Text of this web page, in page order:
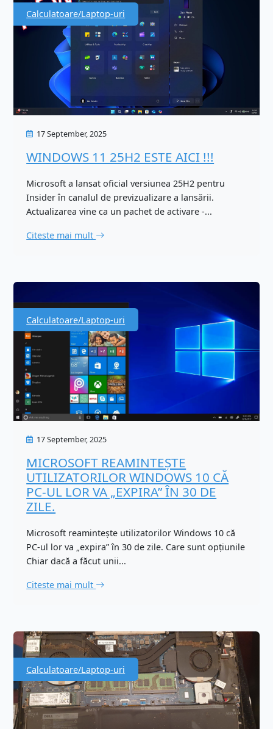
Calculatoare/Laptop-uri
17 September, 2025
WINDOWS 11 25H2 ESTE AICI !!!
Microsoft a lansat oficial versiunea 25H2 pentru
Insider în canalul de previzualizare a lansării.
Actualizarea vine ca un pachet de activare -...
Citeste mai mult
Calculatoare/Laptop-uri
17 September, 2025
MICROSOFT REAMINTEȘTE
UTILIZATORILOR WINDOWS 10 CĂ
PC-UL LOR VA „EXPIRA” ÎN 30 DE
ZILE.
Microsoft reamintește utilizatorilor Windows 10 că
PC-ul lor va „expira” în 30 de zile. Care sunt opțiunile
Chiar dacă a făcut unii...
Citeste mai mult
Calculatoare/Laptop-uri